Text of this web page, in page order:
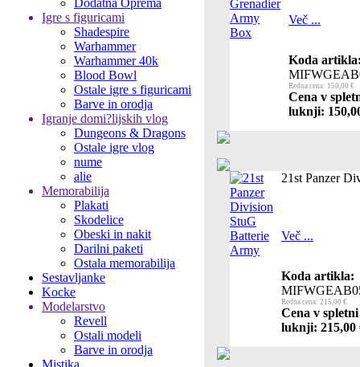
Dodatna Oprema
Igre s figuricami
Shadespire
Warhammer
Warhammer 40k
Blood Bowl
Ostale igre s figuricami
Barve in orodja
Igranje domi?lijskih vlog
Dungeons & Dragons
Ostale igre vlog
nume
alie
Memorabilija
Plakati
Skodelice
Obeski in nakit
Darilni paketi
Ostala memorabilija
Sestavljanke
Kocke
Modelarstvo
Revell
Ostali modeli
Barve in orodja
Mistika
Več ...
Koda
Redna cena: 150,00 €
Cena v
luknji:
21st Panzer
Več ...
Koda artikla:
Redna cena: 215,00 €
Cena v
luknji: 215,00